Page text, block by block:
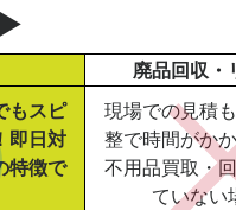
廃品回収・
もスピ
即日対
特徴で
現場での見積
整で時間がか
不用品買取・
ていない